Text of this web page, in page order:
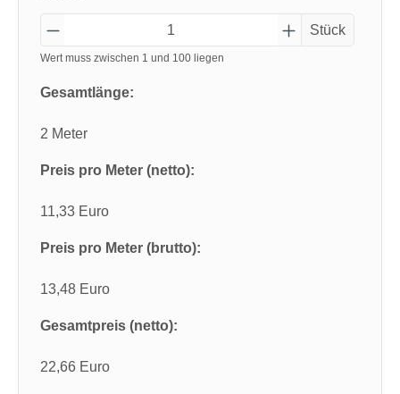
Stück
Wert muss zwischen 1 und 100 liegen
Gesamtlänge:
2 Meter
Preis pro Meter (netto):
11,33 Euro
Preis pro Meter (brutto):
13,48 Euro
Gesamtpreis (netto):
22,66 Euro